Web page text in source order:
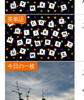
英単語
今日の一枚